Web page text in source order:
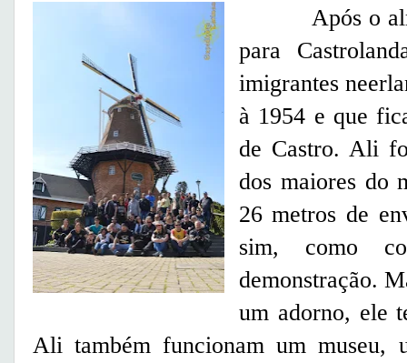
Após o
para
imigrantes
à 1954 e que
de Castro. Ali
dos maiores do
26 metros de
sim, como
demonstração.
um adorno, ele
Ali também funcionam um museu,